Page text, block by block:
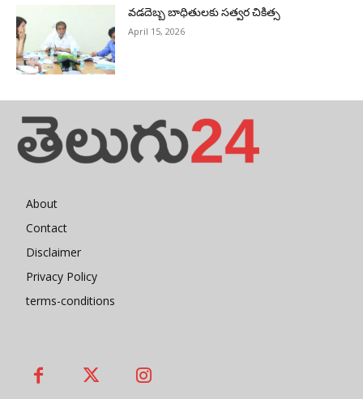
వడదెబ్బ బాధితులకు సత్వర చికిత్స
April 15, 2026
About
Contact
Disclaimer
Privacy Policy
terms-conditions